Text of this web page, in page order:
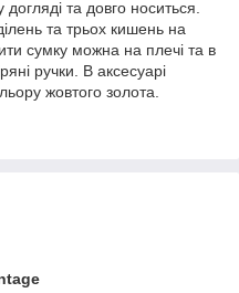
та довго носиться.
та трьох кишень на
сумку можна на плечі та в
ручки. В аксесуарі
жовтого золота.